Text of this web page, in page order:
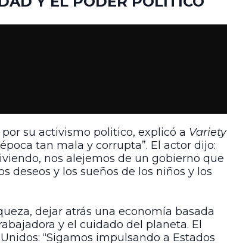
su activismo politico, explicó a Variety
tan mala y corrupta”. El actor dijo:
nos alejemos de un gobierno que
deseos y los sueños de los niños y los
dejar atrás una economía basada
y el cuidado del planeta. El
“Sigamos impulsando a Estados